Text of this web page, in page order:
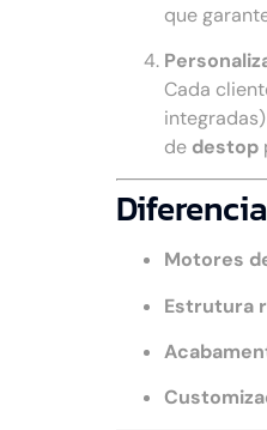
que
Cada
de destop
Motores
Estrutura